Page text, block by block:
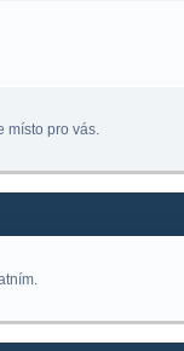
místo pro vás.